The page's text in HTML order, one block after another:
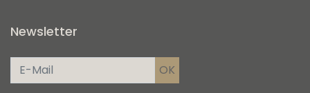
Newsletter